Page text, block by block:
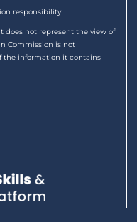
responsibility
does not represent the view of
Commission is not
the information it contains